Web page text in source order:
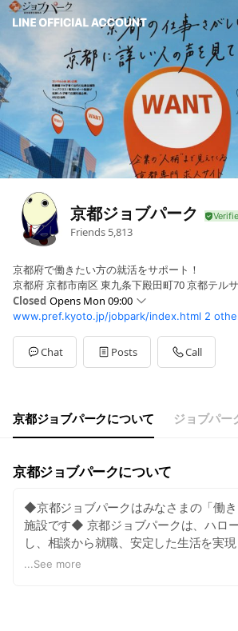
京都ジョブパーク
Friends 5,813
京都府で働きたい方の就活をサポート！
京都府 京都市南区 東九条下殿田町70 京都テル
Closed Opens Mon 09:00
SunClosed
Mon09:00 - 19:00
Tue09:00 - 19:00
Wed09:00 - 19:00
Sat 09:00 - 17:00
日曜、祝日、年末年始（12月29日～1月3日）は
www.pref.kyoto.jp/jobpark/index.html 2
Chat Posts Call
京都ジョブパークについて ジョブパー
京都ジョブパークについて
◆京都ジョブパークはみなさまの「働
施設です◆ 京都ジョブパークは、ハロ
し、相談から就職、安定した生活を実
を支援する就業支援拠点です。 大学生
...See more